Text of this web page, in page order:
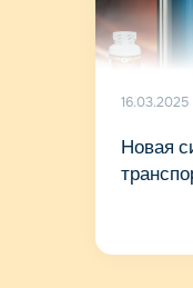
16.03.2025
Новая